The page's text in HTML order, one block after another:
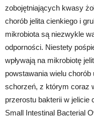
zobojętniających kwasy
chorób jelita cienkiego i
mikrobiota są niezwykle
odporności. Niestety
wpływają na mikrobiotę
powstawania wielu
schorzeń, z którym coraz
przerostu bakterii w jelicie
Small Intestinal Bacterial